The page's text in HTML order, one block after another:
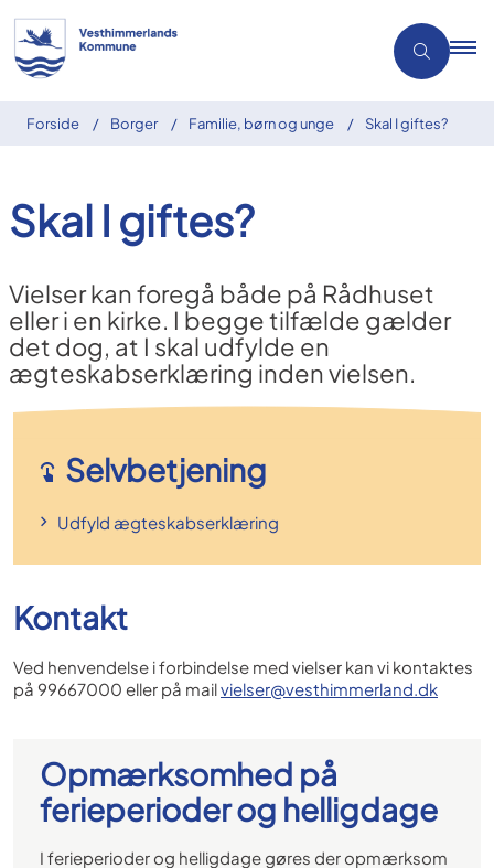
Forside Borger Familie, børn og unge Skal I giftes?
Skal I giftes?
Vielser kan foregå både på Rådhuset
eller i en kirke. I begge tilfælde gælder
det dog, at I skal udfylde en
ægteskabserklæring inden vielsen.
Selvbetjening
Udfyld ægteskabserklæring
Kontakt
Ved henvendelse i forbindelse med vielser kan vi kontaktes
på 99667000 eller på mailvielser@vesthimmerland.dk
Opmærksomhed på
ferieperioder og helligdage
I ferieperioder og helligdage gøres der opmærksom